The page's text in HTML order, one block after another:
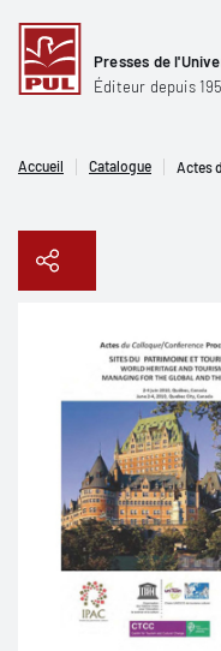
Presses de
Éditeur depuis
Accueil Catalogue Actes